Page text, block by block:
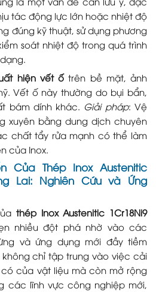
tác động lực lớn hoặc nhiệt độ
đúng kỹ thuật, sử dụng phương
soát nhiệt độ trong quá trình
hiện vết ốtrên bề mặt, ảnh
Vết ố này thường do bụi bẩn,
bám dính khác. Giải pháp: Vệ
xuyên bằng dung dịch chuyên
chất tẩy rửa mạnh có thể làm
của Inox.
Của Thép Inox Austenitic
Lai: Nghiên Cứu và Ứng
thép Inox Austenitic 1Cr18Ni9
nhiều đột phá nhờ vào các
và ứng dụng mới đầy tiềm
không chỉ tập trung vào việc cải
của vật liệu mà còn mở rộng
các lĩnh vực công nghiệp mới,